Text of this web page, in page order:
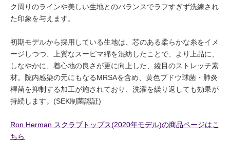
ク周りのラインや美しい生地とのバランスでラフすぎず洗練され
た印象を与えます。
初期モデルから採用している生地は、芯のある柔らかな糸をイメ
ージしつつ、上質なスーピマ綿を混紡したことで、より上品に、
しなやかに、着心地の良さが更に向上した、綾目のストレッチ素
材。院内感染の元にもなるMRSAを含め、黄色ブドウ球菌・肺炎
桿菌を抑制する加工が施されており、洗濯を繰り返しても効果が
持続します。(SEK制菌認証)
Ron Herman スクラブトップス(2020年モデル)の商品ページはこ
ちら